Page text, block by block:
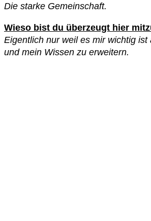
Die starke Gemeinschaft.
Wieso bist du überzeugt hier
Eigentlich nur weil es mir wichtig ist
und mein Wissen zu erweitern.